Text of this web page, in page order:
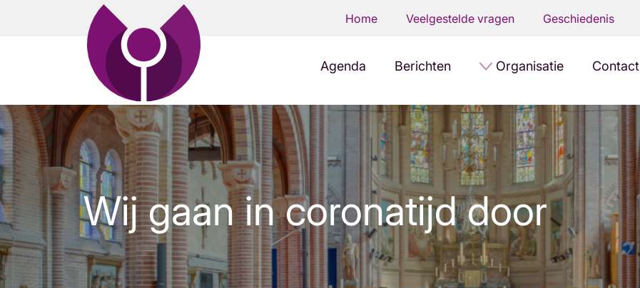
Home Veelgestelde vragen Geschiedenis
Agenda Berichten Organisatie Contact
Wij gaan in coronatijd door